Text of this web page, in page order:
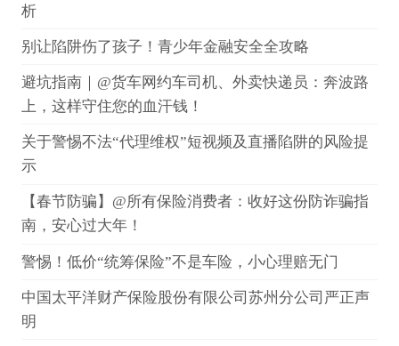
析
别让陷阱伤了孩子！青少年金融安全全攻略
避坑指南｜@货车网约车司机、外卖快递员：奔波路
上，这样守住您的血汗钱！
关于警惕不法“代理维权”短视频及直播陷阱的风险提
示
【春节防骗】@所有保险消费者：收好这份防诈骗指
南，安心过大年！
警惕！低价“统筹保险”不是车险，小心理赔无门
中国太平洋财产保险股份有限公司苏州分公司严正声
明